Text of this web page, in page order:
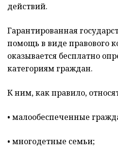
действий.
Гарантированная
помощь в виде правового
оказывается бесплатно
категориям граждан.
К ним, как правило,
• малообеспеченные
• многодетные семьи;